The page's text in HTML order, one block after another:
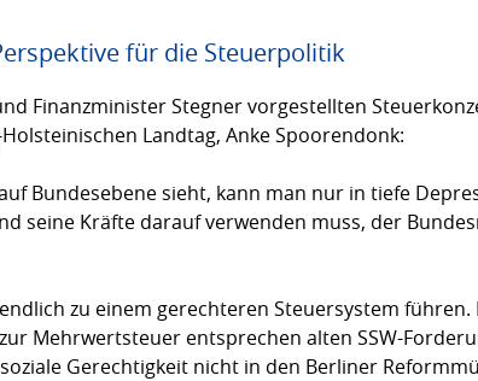
für die Steuerpolitik
Finanzminister Stegner vorgestellten
Landtag, Anke Spoorendonk:
Bundesebene sieht, kann man nur in tiefe
seine Kräfte darauf verwenden muss, der
zu einem gerechteren Steuer­system führen.
Mehrwert­steuer entsprechen alten SSW-
Gerechtigkeit nicht in den Berliner